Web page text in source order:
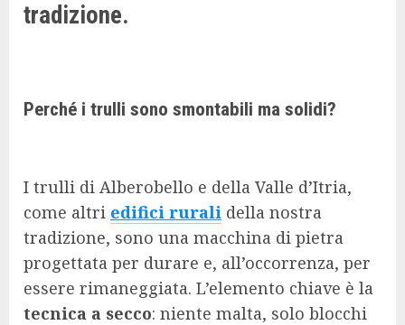
tradizione.
Perché i trulli sono smontabili ma solidi?
I trulli di Alberobello e della Valle d’Itria,
come altri edifici rurali della nostra
tradizione, sono una macchina di pietra
progettata per durare e, all’occorrenza, per
essere rimaneggiata. L’elemento chiave è la
tecnica a secco: niente malta, solo blocchi